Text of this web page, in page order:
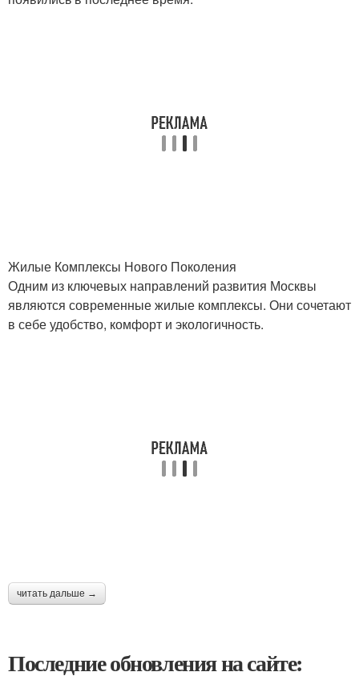
Жилые Комплексы Нового Поколения
Одним из ключевых направлений развития Москвы
являются современные жилые комплексы. Они сочетают
в себе удобство, комфорт и экологичность.
читать дальше →
Последние обновления на сайте: